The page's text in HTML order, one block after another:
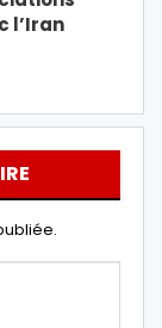
l’Iran